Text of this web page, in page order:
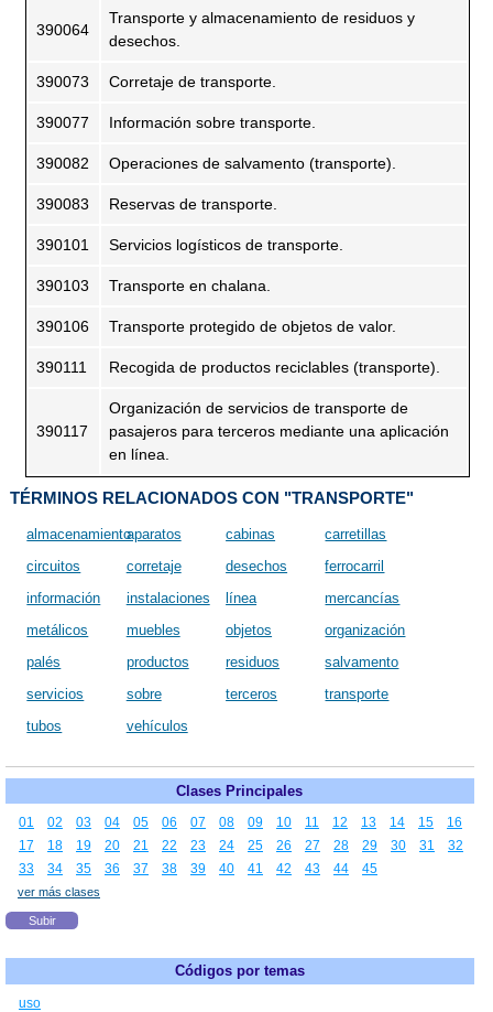
390064
Transporte y almacenamiento de residuos y
desechos.
390073 Corretaje de transporte.
390077 Información sobre transporte.
390082 Operaciones de salvamento (transporte).
390083 Reservas de transporte.
390101 Servicios logísticos de transporte.
390103 Transporte en chalana.
390106 Transporte protegido de objetos de valor.
390111 Recogida de productos reciclables (transporte).
390117
Organización de servicios de transporte de
pasajeros para terceros mediante una aplicación
en línea.
TÉRMINOS RELACIONADOS CON "TRANSPORTE"
almacenamientoaparatos cabinas
carretillas
circuitos
corretaje desechos
ferrocarril
información
instalaciones línea
mercancías
metálicos
muebles objetos
organización
palés
productos residuos
salvamento
servicios
sobre terceros
transporte
tubos
vehículos
Clases Principales
01 02 03 04 05 06 07 08 09 10 11 12 13 14 15
16
17
18 19 20 21 22 23 24 25 26 27 28 29 30 31
32
33
34 35 36 37 38 39 40 41 42 43 44 45
ver más clases
Subir
Códigos por temas
uso